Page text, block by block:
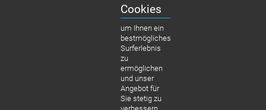
Cookies
um Ihnen ein
bestmögliches
Surferlebnis
zu
ermöglichen
und unser
Angebot für
Sie stetig zu